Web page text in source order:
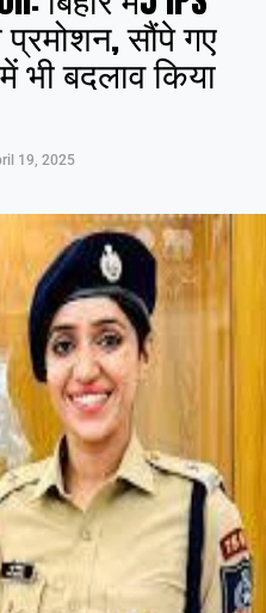
प्रमोशन, सौंपे गए
भी बदलाव किया
19, 2025